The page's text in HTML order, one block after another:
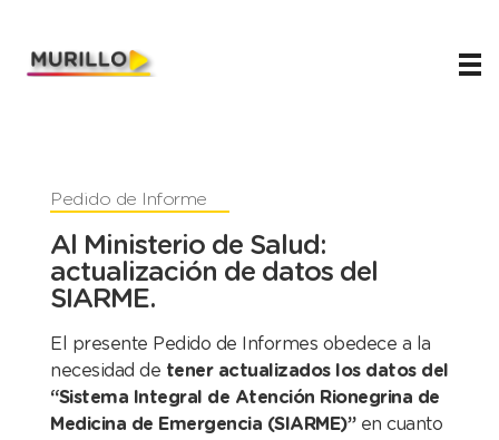
Pedido de Informe
Al Ministerio de Salud:
actualización de datos del
SIARME.
El presente Pedido de Informes obedece a la
necesidad de tener actualizados los datos del
“Sistema Integral de Atención Rionegrina de
Medicina de Emergencia (SIARME)”en cuanto